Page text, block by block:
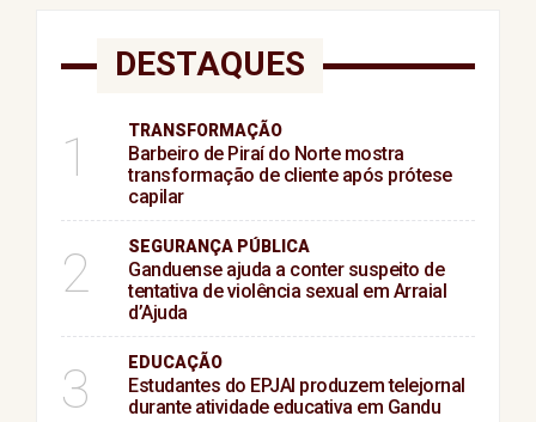
DESTAQUES
1 TRANSFORMAÇÃO
Barbeiro de Piraí do Norte mostra
transformação de cliente após prótese
capilar
2 SEGURANÇA PÚBLICA
Ganduense ajuda a conter suspeito de
tentativa de violência sexual em Arraial
d’Ajuda
3 EDUCAÇÃO
Estudantes do EPJAI produzem telejornal
durante atividade educativa em Gandu